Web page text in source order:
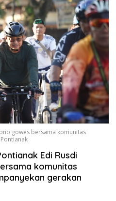
gowes bersama komunitas
Edi Rusdi
komunitas
gerakan